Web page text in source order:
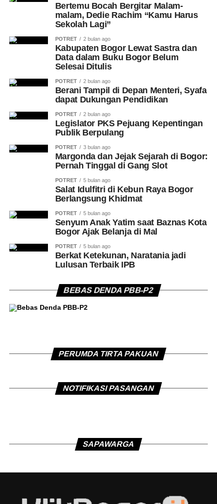
Bertemu Bocah Bergitar Malam-
malam, Dedie Rachim “Kamu Harus
Sekolah Lagi”
POTRET 2 bulan ago
Kabupaten Bogor Lewat Sastra dan
Data dalam Buku Bogor Belum
Selesai Ditulis
POTRET 2 bulan ago
Berani Tampil di Depan Menteri, Syafa
dapat Dukungan Pendidikan
POTRET 2 bulan ago
Legislator PKS Pejuang Kepentingan
Publik Berpulang
POTRET 3 bulan ago
Margonda dan Jejak Sejarah di Bogor:
Pernah Tinggal di Gang Slot
POTRET 5 bulan ago
Salat Idulfitri di Kebun Raya Bogor
Berlangsung Khidmat
POTRET 5 bulan ago
Senyum Anak Yatim saat Baznas Kota
Bogor Ajak Belanja di Mal
POTRET 5 bulan ago
Berkat Ketekunan, Naratania jadi
Lulusan Terbaik IPB
BEBAS DENDA PBB-P2
PERUMDA TIRTA PAKUAN
NOTIFIKASI PASANGAN
SAPAWARGA